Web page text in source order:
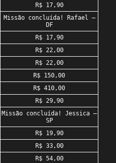
R$ 17,90
Missão concluída! Rafael –
DF
R$ 17,90
R$ 22,00
R$ 22,00
R$ 150,00
R$ 410,00
R$ 29,90
Missão concluída! Jessica –
SP
R$ 19,90
R$ 33,00
R$ 54,00